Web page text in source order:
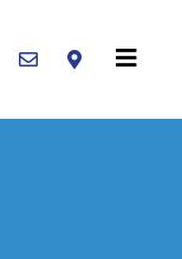
Buscar